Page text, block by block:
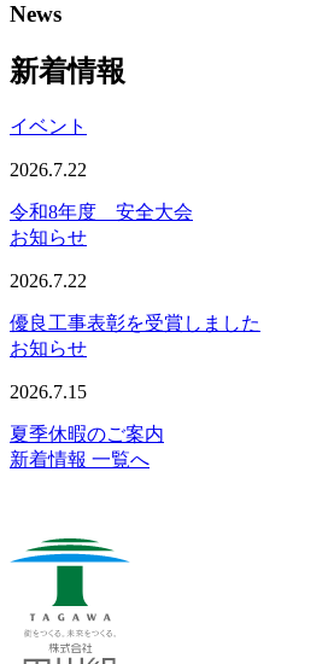
News
新着情報
イベント
2026.7.22
令和8年度 安全大会
お知らせ
2026.7.22
優良工事表彰を受賞しました
お知らせ
2026.7.15
夏季休暇のご案内
新着情報 一覧へ